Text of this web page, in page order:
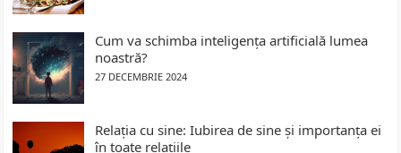
Cum va schimba inteligența artificială lumea
noastră?
27 DECEMBRIE 2024
Relația cu sine: Iubirea de sine și importanța ei
în toate relațiile